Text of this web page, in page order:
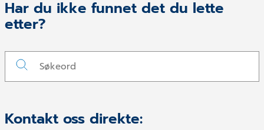
Har du ikke funnet det du lette
etter?
Kontakt oss direkte: